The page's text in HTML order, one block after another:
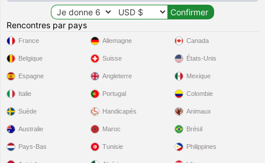
Rencontres par pays
France
Belgique
Espagne
Italie
Suède
Allemagne
Suisse
Angleterre
Portugal
Handicapés
Canada
États-Unis
Mexique
Colombie
Animaux
Australie
Pays-Bas
Maroc
Tunisie
Brésil
Philippines